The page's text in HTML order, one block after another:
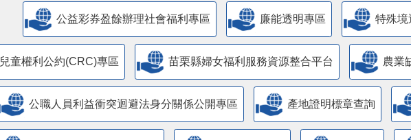
公益彩券盈餘辦理社會福利專區 廉能透明專區 特殊境
兒童權利公約(CRC)專區 苗栗縣婦女福利服務資源整合平台 農業
公職人員利益衝突迴避法身分關係公開專區 產地證明標章查詢